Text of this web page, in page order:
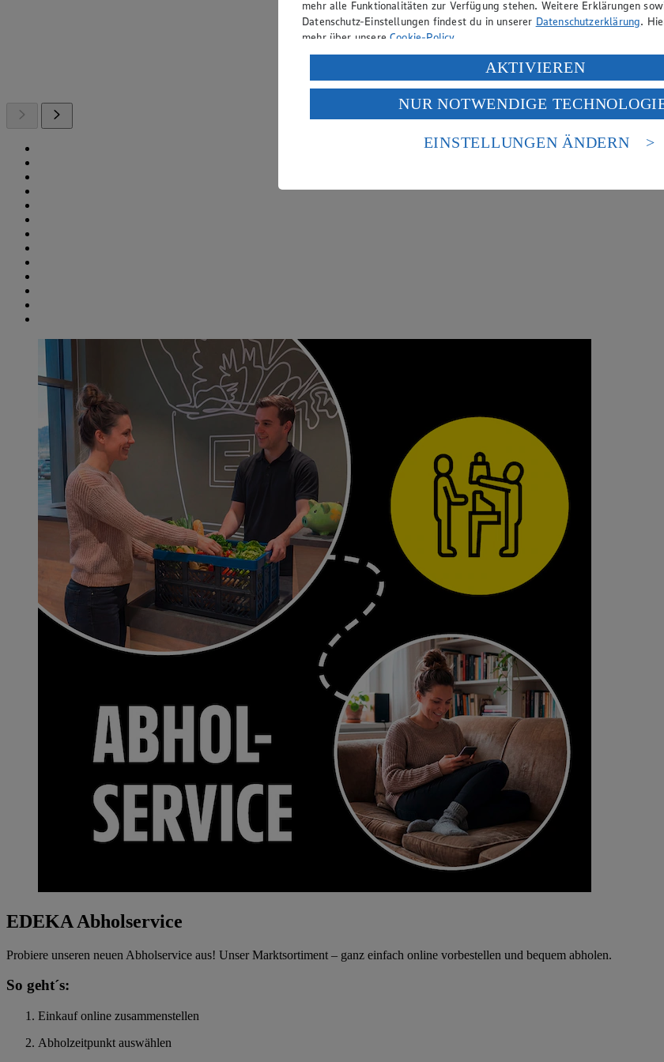
EDEKA Abholservice
Probiere unseren neuen Abholservice aus! Unser Marktsortiment – ganz einfach online vorbestellen und bequem abholen.
So geht´s:
Einkauf online zusammenstellen
Abholzeitpunkt auswählen
mehr alle Funktionalitäten zur Verfügung stehen. Weitere Erklärungen
Datenschutz-Einstellungen findest du in unserer Datenschutzerklärung.
mehr über unsereCookie-Policy.
Verarbeitung deiner personenbezogenen Daten in den USA durch Facebook
Wenn du auf „Aktivieren“ klickst, willigst du im Sinne des Art. 49 Abs. 1
ein, dass deine Daten in den USA verarbeitet werden. Der EuGH sieht die
einem nach europäischen Standards nicht angemessenen
Risiko eines Zugriffs durch US-amerikanische Behörden.
AKTIVIEREN
NUR NOTWENDIGE
EINSTELLUNGEN ÄNDERN